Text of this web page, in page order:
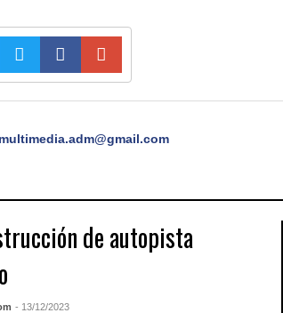
de autopista
- 13/12/2023